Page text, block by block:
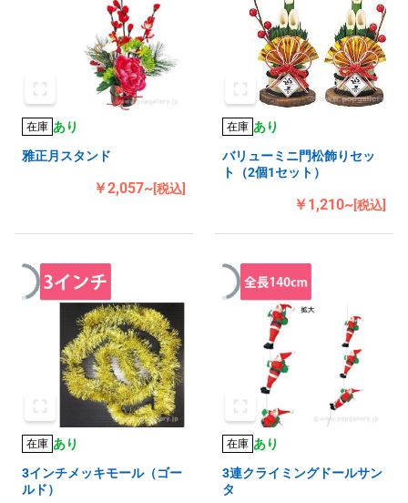
在庫 あり
雅正月スタンド
￥2,057~[税込]
在庫 あり
バリューミニ門松飾りセッ
ト（2個1セット）
￥1,210~[税込]
在庫 あり
3インチメッキモール（ゴー
ルド）
在庫 あり
3連クライミングドールサン
タ